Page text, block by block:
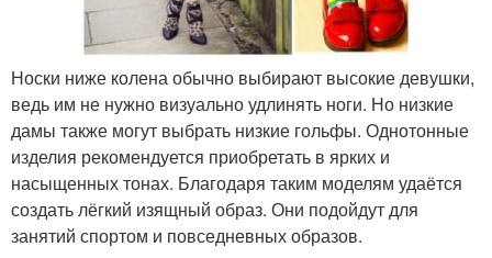
Носки ниже колена обычно выбирают высокие девушки,
ведь им не нужно визуально удлинять ноги. Но низкие
дамы также могут выбрать низкие гольфы. Однотонные
изделия рекомендуется приобретать в ярких и
насыщенных тонах. Благодаря таким моделям удаётся
создать лёгкий изящный образ. Они подойдут для
занятий спортом и повседневных образов.